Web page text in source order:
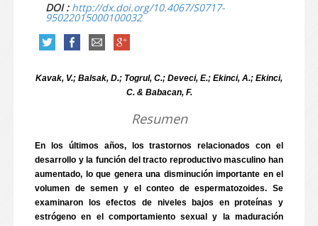
DOI : http://dx.doi.org/10.4067/S0717-
95022015000100032
Kavak, V.; Balsak, D.; Togrul, C.; Deveci, E.; Ekinci, A.; Ekinci,
C. & Babacan, F.
Resumen
En los últimos años, los trastornos relacionados con el
desarrollo y la función del tracto reproductivo masculino han
aumentado, lo que genera una disminución importante en el
volumen de semen y el conteo de espermatozoides. Se
examinaron los efectos de niveles bajos en proteínas y
estrógeno en el comportamiento sexual y la maduración